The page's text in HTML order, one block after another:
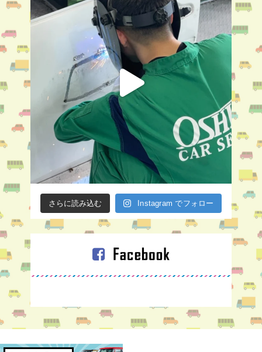
さらに読み込む Instagram でフォロー